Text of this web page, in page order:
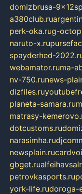
domizbrusa-
a380club.ru
perk-oka.rug-
naruto-x.ru
spayderhed-
webamator.ruma-
nv-750.runews-
dizfiles.ru
planeta-samara.ru
matrasy-
dotcustoms.ru
narasimha.ru
newsplain.ru
gbget.ru
petrovkasports.ru
york-life.rudoroga-